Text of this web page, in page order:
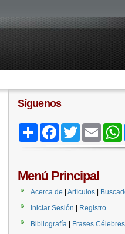
Síguenos
Share FacebookTwitter Email
Menú Principal
Acerca de Artículos
Iniciar Sesión
Registro
Bibliografía
Frases Célebres